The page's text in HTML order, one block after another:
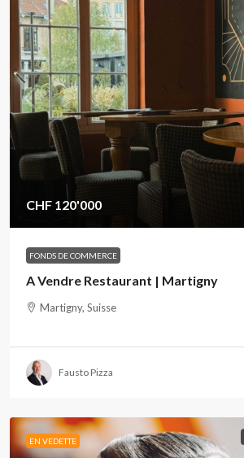
CHF 120'000
FONDS DE COMMERCE
A Vendre Restaurant | Martigny
Martigny, Suisse
Fausto Pizza
EN VEDETTE